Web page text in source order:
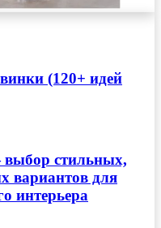
(120+ идей
стильных,
вариантов для
интерьера